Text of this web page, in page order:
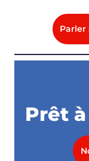
Prêt